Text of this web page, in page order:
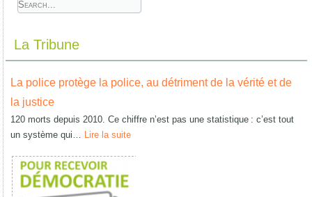
La Tribune
La police protège la police, au détriment de la vérité et de
la justice
120 morts depuis 2010. Ce chiffre n’est pas une statistique : c’est tout
un système qui… Lire la suite